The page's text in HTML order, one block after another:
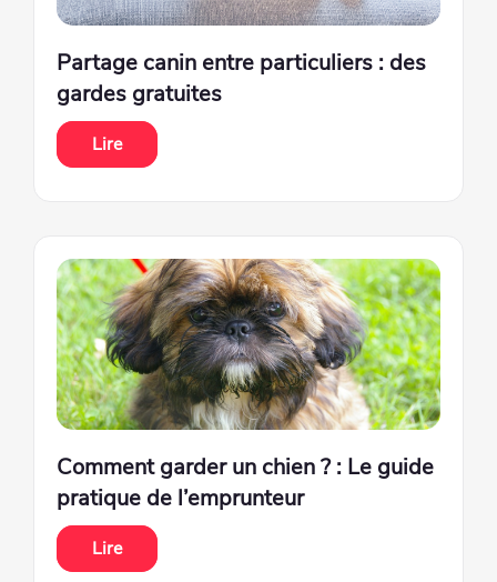
Partage canin entre particuliers : des
gardes gratuites
Lire
Comment garder un chien ? : Le guide
pratique de l’emprunteur
Lire